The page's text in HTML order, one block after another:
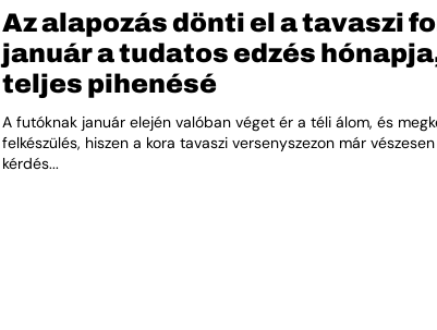
Az alapozás dönti el a tavaszi
január a tudatos edzés
teljes pihenésé
A futóknak január elején valóban véget ér a téli álom, és
felkészülés, hiszen a kora tavaszi versenyszezon már
kérdés...